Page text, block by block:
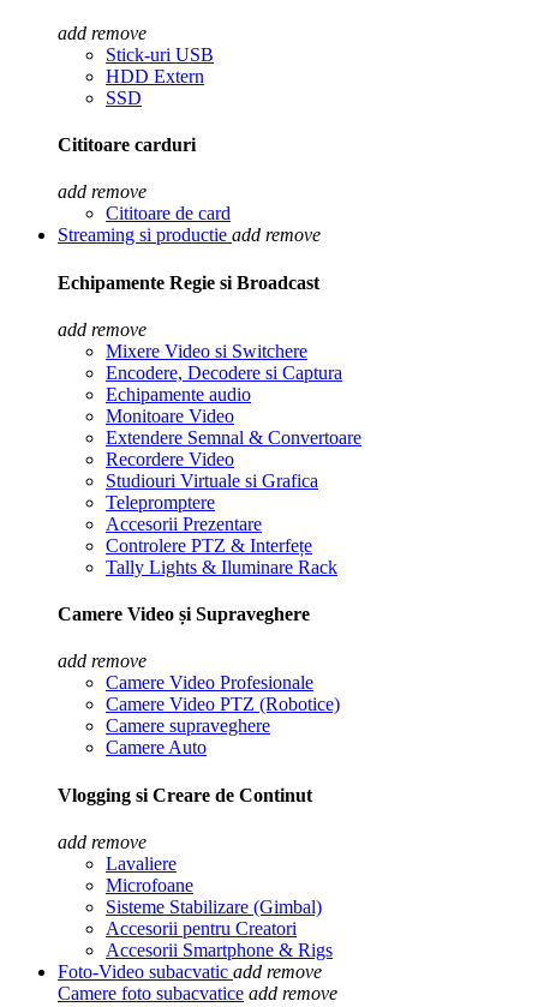
add remove
Stick-uri USB
HDD Extern
SSD
Cititoare carduri
add remove
Cititoare de card
Streaming si productie add remove
Echipamente Regie si Broadcast
add remove
Mixere Video si Switchere
Encodere, Decodere si Captura
Echipamente audio
Monitoare Video
Extendere Semnal & Convertoare
Recordere Video
Studiouri Virtuale si Grafica
Telepromptere
Accesorii Prezentare
Controlere PTZ & Interfețe
Tally Lights & Iluminare Rack
Camere Video și Supraveghere
add remove
Camere Video Profesionale
Camere Video PTZ (Robotice)
Camere supraveghere
Camere Auto
Vlogging si Creare de Continut
add remove
Lavaliere
Microfoane
Sisteme Stabilizare (Gimbal)
Accesorii pentru Creatori
Accesorii Smartphone & Rigs
Foto-Video subacvatic add remove
Camere foto subacvatice add remove